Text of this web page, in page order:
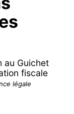
au Guichet
fiscale
légale